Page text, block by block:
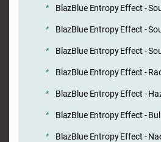
BlazBlue Entropy Effect -
BlazBlue Entropy Effect -
BlazBlue Entropy Effect -
BlazBlue Entropy Effect -
BlazBlue Entropy Effect -
BlazBlue Entropy Effect -
BlazBlue Entropy Effect -